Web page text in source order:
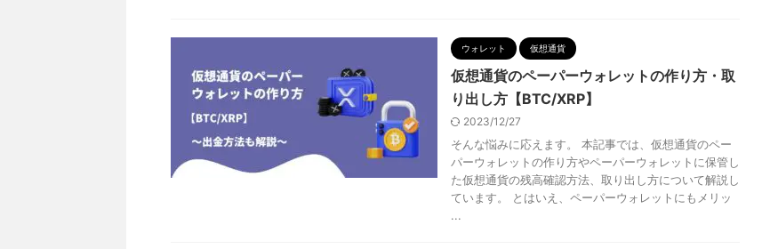
ウォレット 仮想通貨
仮想通貨のペーパーウォレットの作り方・取
り出し方【BTC/XRP】
2023/12/27
そんな悩みに応えます。 本記事では、仮想通貨のペー
パーウォレットの作り方やペーパーウォレットに保管し
た仮想通貨の残高確認方法、取り出し方について解説し
ています。 とはいえ、ペーパーウォレットにもメリッ
...